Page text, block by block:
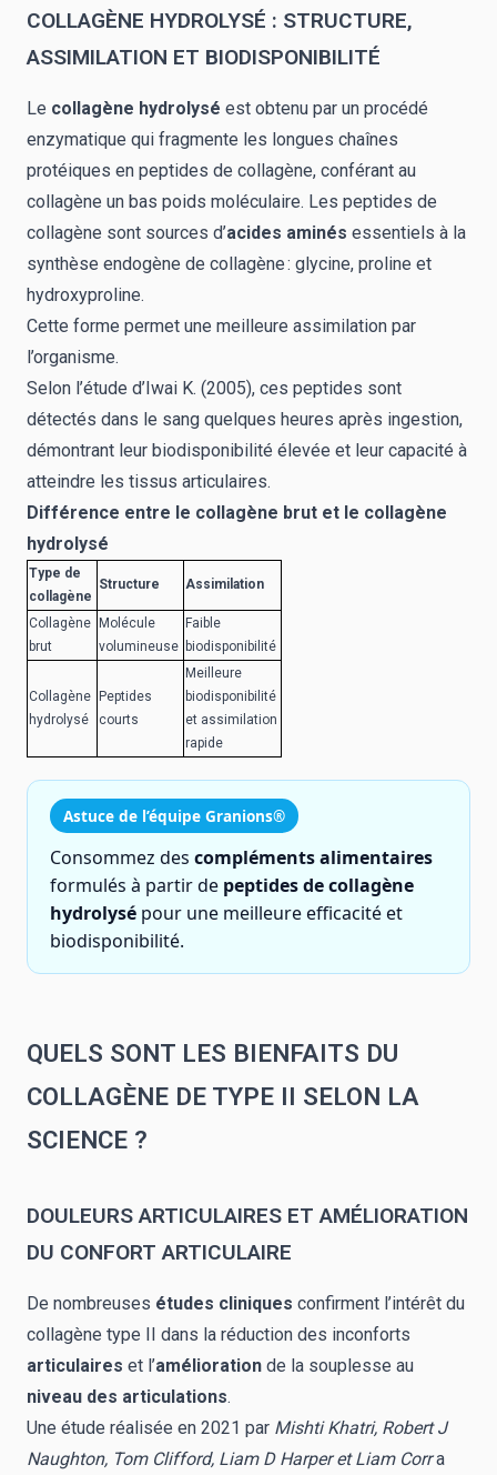
COLLAGÈNE HYDROLYSÉ : STRUCTURE,
ASSIMILATION ET BIODISPONIBILITÉ
Le collagène hydrolysé est obtenu par un procédé
enzymatique qui fragmente les longues chaînes
protéiques en peptides de collagène, conférant au
collagène un bas poids moléculaire. Les peptides de
collagène sont sources d’acides aminés essentiels à la
synthèse endogène de collagène : glycine, proline et
hydroxyproline.
Cette forme permet une meilleure assimilation par
l’organisme.
Selon l’étude d’Iwai K. (2005), ces peptides sont
détectés dans le sang quelques heures après ingestion,
démontrant leur biodisponibilité élevée et leur capacité à
atteindre les tissus articulaires.
Différence entre le collagène brut et le collagène
hydrolysé
Type de
collagène
Structure Assimilation
Collagène
brut
Molécule
volumineuse
Faible
biodisponibilité
Collagène
hydrolysé
Peptides
courts
Meilleure
biodisponibilité
et assimilation
rapide
Astuce de l’équipe Granions®
Consommez des compléments alimentaires
formulés à partir de peptides de collagène
hydrolysé pour une meilleure efficacité et
biodisponibilité.
QUELS SONT LES BIENFAITS DU
COLLAGÈNE DE TYPE II SELON LA
SCIENCE ?
DOULEURS ARTICULAIRES ET AMÉLIORATION
DU CONFORT ARTICULAIRE
De nombreuses études cliniques confirment l’intérêt du
collagène type II dans la réduction des inconforts
articulaires et l’amélioration de la souplesse au
niveau des articulations.
Une étude réalisée en 2021 par Mishti Khatri, Robert J
Naughton, Tom Clifford, Liam D Harper et Liam Corra